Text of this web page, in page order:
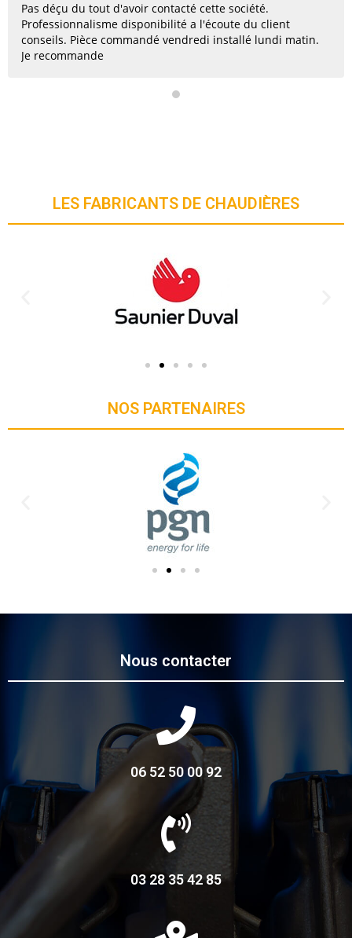
Très professionnel et honnête. Je recommande et le
rappelerai sans hésiter si j'ai besoin
LES FABRICANTS DE CHAUDIÈRES
NOS PARTENAIRES
Nous contacter
06 52 50 00 92
03 28 35 42 85